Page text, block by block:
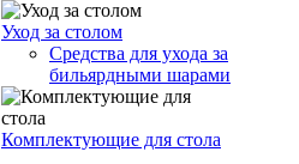
Уход за столом
Средства для ухода за
бильярдными шарами
Комплектующие для стола